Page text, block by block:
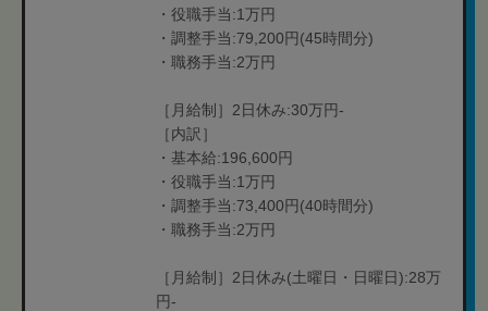
・役職手当:1万円
・調整手当:79,200円(45時間分)
・職務手当:2万円
［月給制］2日休み:30万円-
［内訳］
・基本給:196,600円
・役職手当:1万円
・調整手当:73,400円(40時間分)
・職務手当:2万円
［月給制］2日休み(土曜日・日曜日):28万
円-